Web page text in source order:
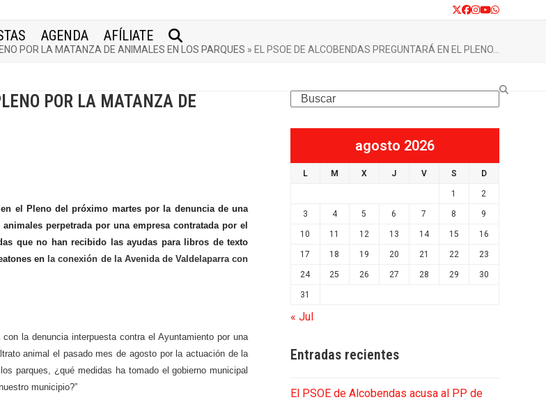
Twitter
Facebook
Instagram
YouTube
Whatsapp
AGENDA AFÍLIATE
POR LA MATANZA DE ANIMALES EN LOS PARQUES » EL PSOE DE ALCOBENDAS PREGUNTARÁ EN EL PLENO…
POR LA MATANZA DE
el Pleno del próximo martes por la denuncia de una
perpetrada por una empresa contratada por el
que no han recibido las ayudas para libros de texto
en la conexión de la Avenida de Valdelaparra con
la denuncia interpuesta contra el Ayuntamiento por una
animal el pasado mes de agosto por la actuación de la
parques, ¿qué medidas ha tomado el gobierno municipal
municipio?”
Search
agosto 2026
L M X J V S D
1 2
3 4 5 6 7 8 9
10 11 12 13 14 15 16
17 18 19 20 21 22 23
24 25 26 27 28 29 30
31
« Jul
Entradas recientes
El PSOE de Alcobendas acusa al PP de